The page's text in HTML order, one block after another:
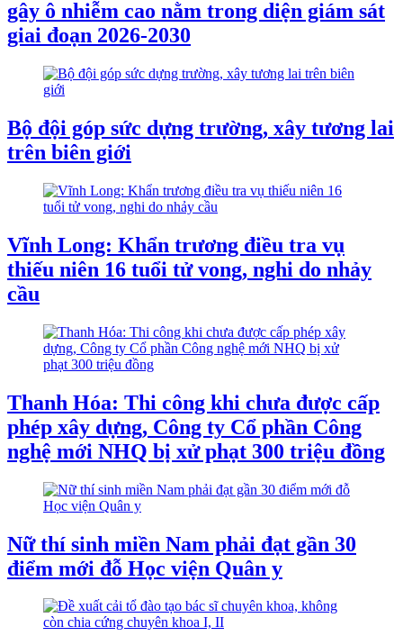
gây ô nhiễm cao nằm trong diện giám sát
giai đoạn 2026-2030
Bộ đội góp sức dựng trường, xây tương lai
trên biên giới
Vĩnh Long: Khẩn trương điều tra vụ
thiếu niên 16 tuổi tử vong, nghi do nhảy
cầu
Thanh Hóa: Thi công khi chưa được cấp
phép xây dựng, Công ty Cổ phần Công
nghệ mới NHQ bị xử phạt 300 triệu đồng
Nữ thí sinh miền Nam phải đạt gần 30
điểm mới đỗ Học viện Quân y